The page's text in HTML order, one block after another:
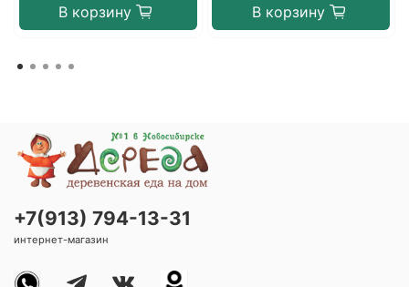
В корзину В корзину
+7(913) 794-13-31
интернет-магазин